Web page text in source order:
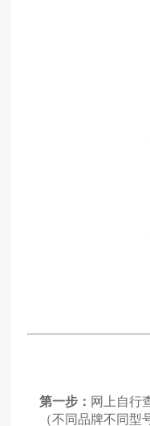
第一步： 网上自行
（不同品牌不同型